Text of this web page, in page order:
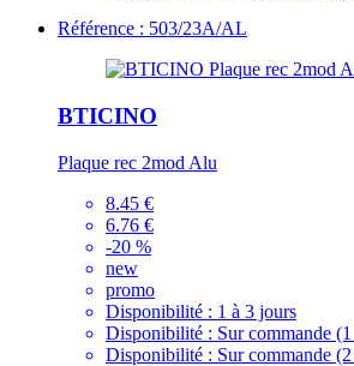
Référence : 503/23A/AL
BTICINO
Plaque rec 2mod Alu
8.45 €
6.76 €
-20 %
new
promo
Disponibilité : 1 à 3 jours
Disponibilité : Sur commande
Disponibilité : Sur commande